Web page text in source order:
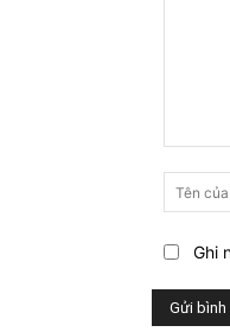
nghĩ
gì
bài
này?
Ghi